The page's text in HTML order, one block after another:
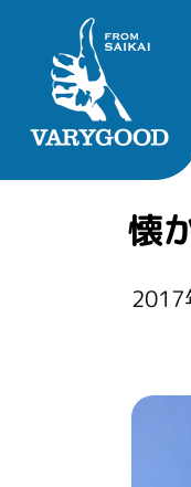
長崎で一番刺さるロー
懐
2017